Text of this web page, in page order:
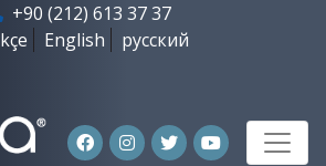
+90 (212) 613 37 37
English русский